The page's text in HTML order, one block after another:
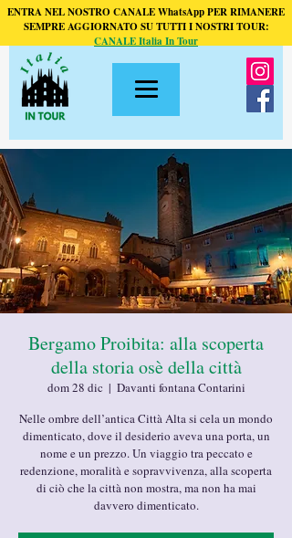
ENTRA NEL NOSTRO CANALE WhatsApp PER RIMANERE
SEMPRE AGGIORNATO SU TUTTI I NOSTRI TOUR:
CANALE Italia In Tour
Bergamo Proibita: alla scoperta
della storia osè della città
dom 28 dic
  |
Davanti fontana Contarini
Nelle ombre dell’antica Città Alta si cela un mondo
dimenticato, dove il desiderio aveva una porta, un
nome e un prezzo. Un viaggio tra peccato e
redenzione, moralità e sopravvivenza, alla scoperta
di ciò che la città non mostra, ma non ha mai
davvero dimenticato.